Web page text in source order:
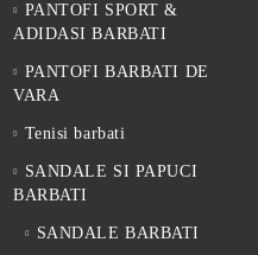
PANTOFI SPORT &
ADIDASI BARBATI
PANTOFI BARBATI DE
VARA
Tenisi barbati
SANDALE SI PAPUCI
BARBATI
SANDALE BARBATI